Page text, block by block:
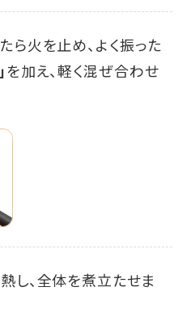
ら火を止め、よく振った
を加え、軽く混ぜ合わせ
し、全体を煮立たせま